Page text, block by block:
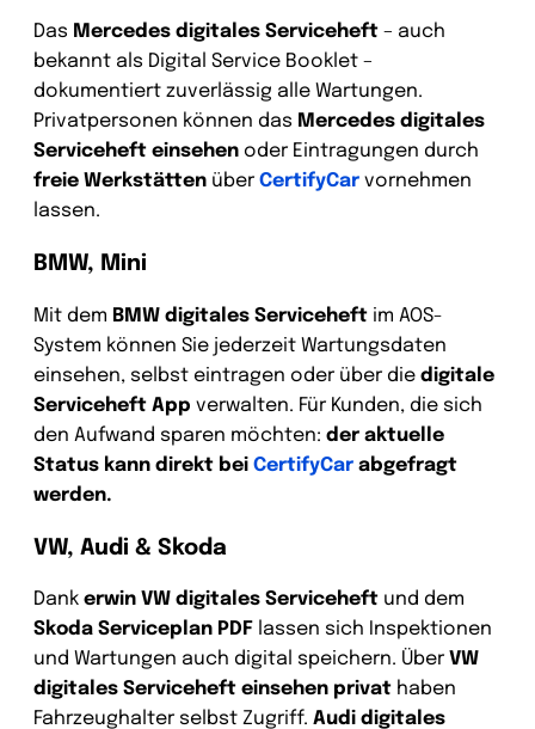
Das Mercedes digitales Serviceheft – auch
bekannt als Digital Service Booklet –
dokumentiert zuverlässig alle Wartungen.
Privatpersonen können das Mercedes digitales
Serviceheft einsehen oder Eintragungen durch
freie Werkstätten über CertifyCar vornehmen
lassen.
BMW, Mini
Mit dem BMW digitales Serviceheft im AOS-
System können Sie jederzeit Wartungsdaten
einsehen, selbst eintragen oder über die digitale
Serviceheft App verwalten. Für Kunden, die sich
den Aufwand sparen möchten: der aktuelle
Status kann direkt bei CertifyCar abgefragt
werden.
VW, Audi & Skoda
Dank erwin VW digitales Serviceheft und dem
Skoda Serviceplan PDF lassen sich Inspektionen
und Wartungen auch digital speichern. Über VW
digitales Serviceheft einsehen privat haben
Fahrzeughalter selbst Zugriff. Audi digitales